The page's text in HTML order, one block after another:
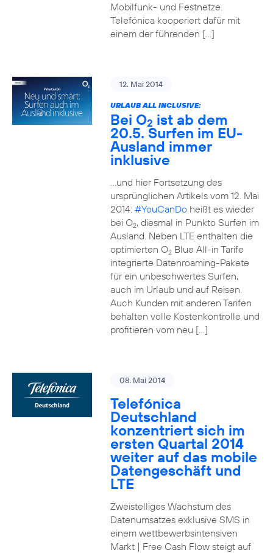
Mobilfunk- und Festnetze.
Telefónica kooperiert dafür mit
einem der führenden […]
12. Mai 2014
URLAUB ALL INCLUSIVE:
Bei O2 ist ab dem
20.5. Surfen im EU-
Ausland immer
inklusive
…und hier Fortsetzung des
ursprünglichen Artikels vom 12. Mai
2014: #YouCanDoheißt es wieder
bei O2, diesmal in Punkto Surfen im
Ausland. Neben LTE enthalten die
optimierten O2Blue All-in Tarife
integrierte Datenroaming-Pakete
für ein unbeschwertes Surfen,
auch im Urlaub und auf Reisen.
Auch Kunden mit anderen Tarifen
behalten volle Kostenkontrolle und
profitieren vom neu […]
08. Mai 2014
Telefónica
Deutschland
konzentriert sich im
ersten Quartal 2014
weiter auf das mobile
Datengeschäft und
LTE
Zweistelliges Wachstum des
Datenumsatzes exklusive SMS in
einem wettbewerbsintensiven
Markt | Free Cash Flow steigt auf